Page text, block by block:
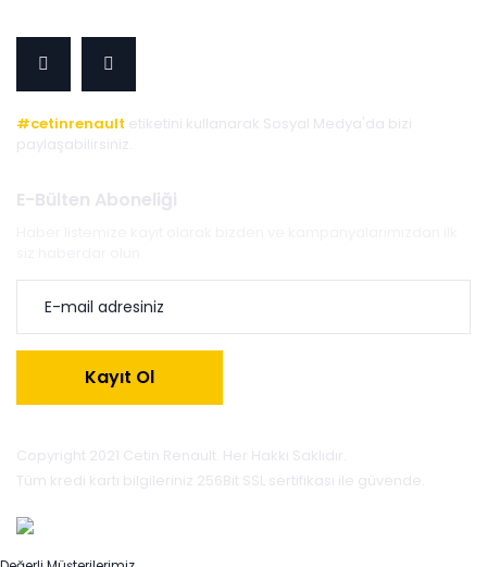
#cetinrenault etiketini kullanarak Sosyal Medya'da bizi
paylaşabilirsiniz.
E-Bülten Aboneliği
Kayıt Ol
Copyright 2021 Cetin Renault. Her Hakkı Saklıdır.
Tüm kredi kartı bilgileriniz 256Bit SSL sertifikası ile güvende.